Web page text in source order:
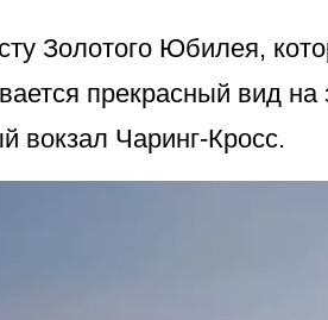
Золотого Юбилея,
прекрасный вид на
вокзал Чаринг-Кросс.